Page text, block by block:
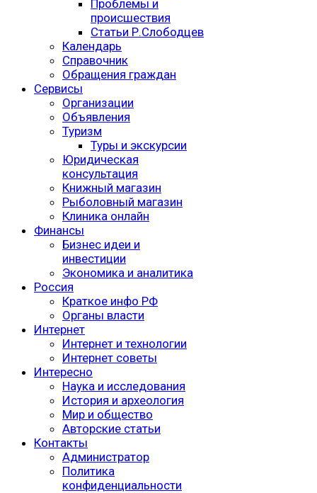
Проблемы и
происшествия
Статьи Р.Слободцев
Календарь
Справочник
Обращения граждан
Сервисы
Организации
Объявления
Туризм
Туры и экскурсии
Юридическая
консультация
Книжный магазин
Рыболовный магазин
Клиника онлайн
Финансы
Бизнес идеи и
инвестиции
Экономика и аналитика
Россия
Краткое инфо РФ
Органы власти
Интернет
Интернет и технологии
Интернет советы
Интересно
Наука и исследования
История и археология
Мир и общество
Авторские статьи
Контакты
Администратор
Политика
конфиденциальности